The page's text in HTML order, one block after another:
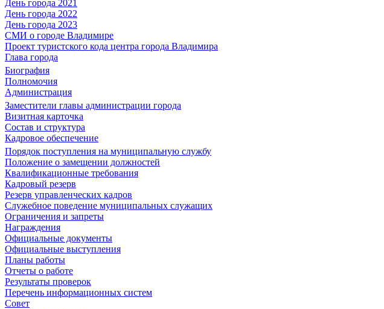
День города 2021
День города 2022
День города 2023
СМИ о городе Владимире
Проект туристского кода центра города Владимира
Глава города
Биография
Полномочия
Администрация
Заместители главы администрации города
Визитная карточка
Состав и структура
Кадровое обеспечение
Порядок поступления на муниципальную службу
Положение о замещении должностей
Квалификационные требования
Кадровый резерв
Резерв управленческих кадров
Служебное поведение муниципальных служащих
Ограничения и запреты
Награждения
Официальные документы
Официальные выступления
Планы работы
Отчеты о работе
Результаты проверок
Перечень информационных систем
Совет